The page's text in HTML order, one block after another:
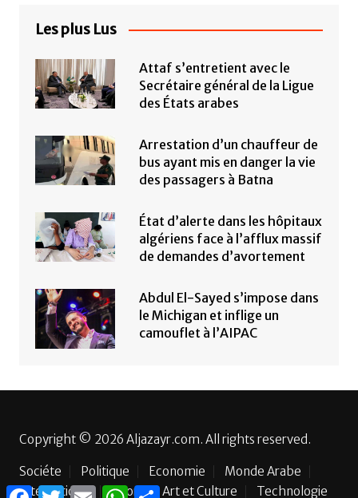
Les plus Lus
Attaf s’entretient avec le
Secrétaire général de la Ligue
des États arabes
Arrestation d’un chauffeur de
bus ayant mis en danger la vie
des passagers à Batna
État d’alerte dans les hôpitaux
algériens face à l’afflux massif
de demandes d’avortement
Abdul El-Sayed s’impose dans
le Michigan et inflige un
camouflet à l’AIPAC
Copyright © 2026 Aljazayr.com. All rights reserved.
Sociéte Politique Economie
Monde Arabe
International
Sport Art et Culture Technologie
F
T
E
W
P